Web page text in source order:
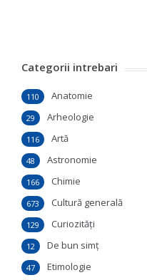
Categorii intrebari
Anatomie
110
Arheologie
29
Artă
116
Astronomie
48
Chimie
166
Cultură generală
673
Curiozităţi
129
De bun simţ
12
Etimologie
47